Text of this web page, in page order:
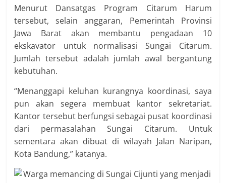
Menurut Dansatgas Program Citarum Harum
tersebut, selain anggaran, Pemerintah Provinsi
Jawa Barat akan membantu pengadaan 10
ekskavator untuk normalisasi Sungai Citarum.
Jumlah tersebut adalah jumlah awal bergantung
kebutuhan.
“Menanggapi keluhan kurangnya koordinasi, saya
pun akan segera membuat kantor sekretariat.
Kantor tersebut berfungsi sebagai pusat‎ koordinasi
dari permasalahan Sungai Citarum. Untuk
sementara akan dibuat di wilayah Jalan Naripan,
Kota Bandung,” katanya.